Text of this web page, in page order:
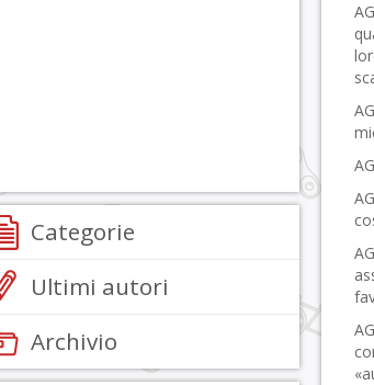
Categorie
Ultimi autori
Archivio